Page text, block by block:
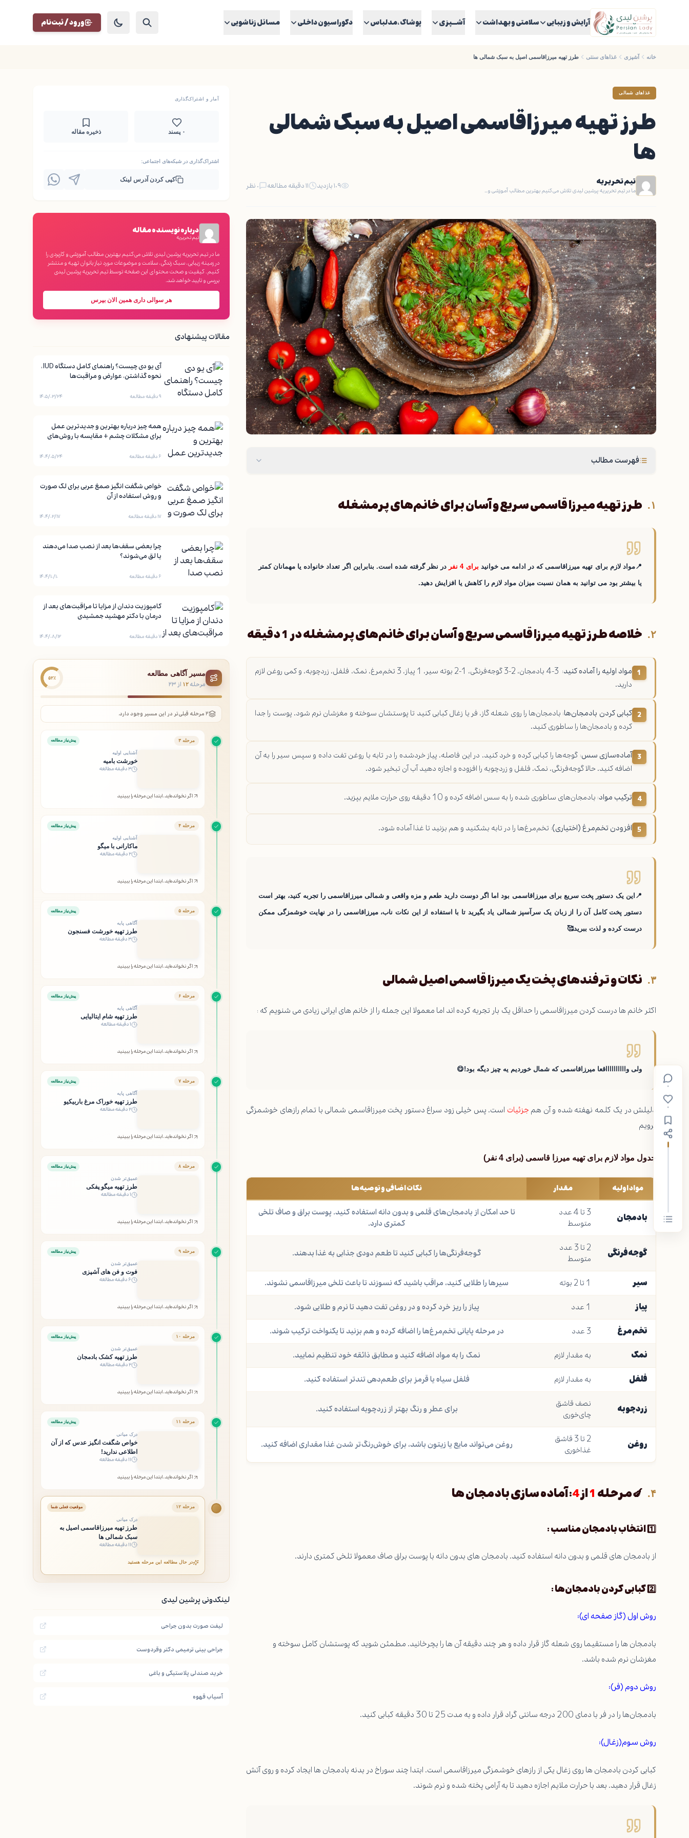
آرایش و زیبایی سلامتی و بهداشت آشــپزی پوشاک ،مدلباس دکوراسیون داخلی مسائل زناشویی ورود / ثبت‌نام
خانه آشپزی غذاهای سنتی طرز تهیه میرزاقاسمی اصیل به سبک شمالی ها
غذاهای شمالی
طرز تهیه میرزاقاسمی اصیل به سبک شمالی
ها
تیم تحریریه
ما در تیم تحریریه پرشین لیدی تلاش می‌کنیم بهترین مطالب آموزشی و… ۱۰۹ بازدید ۱۱ دقیقه مطالعه ۰ نظر
فهرست مطالب
طرز تهیه میرزا قاسمی سریع و آسان برای خانم‌های پرمشغله
📍مواد لازم برای تهیه میرزاقاسمی که در ادامه می خوانید برای 4 نفر در نظر گرفته شده است. بنابراین اگر تعداد خانواده یا مهمانان کمتر
یا بیشتر بود می توانید به همان نسبت میزان مواد لازم را کاهش یا افزایش دهید.
خلاصه طرز تهیه میرزا قاسمی سریع و آسان برای خانم‌های پرمشغله در 1 دقیقه
مواد اولیه را آماده کنید:
3-4 بادمجان، 2-3 گوجه‌فرنگی، 1-2 بوته سیر، 1 پیاز، 3 تخم‌مرغ، نمک، فلفل، زردچوبه، و کمی روغن لازم
دارید.
کبابی کردن بادمجان‌ها: بادمجان‌ها را روی شعله گاز، فر یا زغال کبابی کنید تا پوستشان سوخته و مغزشان نرم شود. پوست را جدا
کرده و بادمجان‌ها را ساطوری کنید.
آماده‌سازی سس: گوجه‌ها را کبابی کرده و خرد کنید. در این فاصله، پیاز خردشده را در تابه با روغن تفت داده و سپس سیر را به آن
اضافه کنید. حالا گوجه‌فرنگی، نمک، فلفل و زردچوبه را افزوده و اجازه دهید آب آن تبخیر شود.
ترکیب مواد: بادمجان‌های ساطوری شده را به سس اضافه کرده و 10 دقیقه روی حرارت ملایم بپزید.
افزودن تخم‌مرغ (اختیاری): تخم‌مرغ‌ها را در تابه بشکنید و هم بزنید تا غذا آماده شود.
📍این یک دستور پخت سریع برای میرزاقاسمی بود اما اگر دوست دارید طعم و مزه واقعی و شمالی میرزاقاسمی را تجربه کنید، بهتر است
دستور پخت کامل آن را از زبان یک سرآسپز شمالی یاد بگیرید تا با استفاده از این نکات ناب، میرزاقاسمی را در نهایت خوشمزگی ممکن
درست کرده و لذت ببرید🥰
نکات و ترفندهای پخت یک میرزا قاسمی اصیل شمالی
اکثر خانم ها درست کردن میرزاقاسمی را حداقل یک بار تجربه کرده اند اما معمولا این جمله را از خانم های ایرانی زیادی می شنویم که :
ولی وااااااااااقعا میرزاقاسمی که شمال خوردیم یه چیز دیگه بود!😋
دلیلش در یک کلمه نهفته شده و آن هم جزئیات است. پس خیلی زود سراغ دستور پخت میرزاقاسمی شمالی با تمام رازهای خوشمزگی
برویم
جدول مواد لازم برای تهیه میرزا قاسمی (برای 4 نفر)
مواد اولیه مقدار نکات اضافی و توصیه‌ها
بادمجان
3 تا 4 عدد
متوسط
تا حد امکان از بادمجان‌های قلمی و بدون دانه استفاده کنید. پوست براق و صاف تلخی
کمتری دارد.
گوجه‌فرنگی
2 تا 3 عدد
متوسط
گوجه‌فرنگی‌ها را کبابی کنید تا طعم دودی جذابی به غذا بدهند.
سیر 1 تا 2 بوته سیرها را طلایی کنید، مراقب باشید که نسوزند تا باعث تلخی میرزاقاسمی نشوند.
پیاز 1 عدد پیاز را ریز خرد کرده و در روغن تفت دهید تا نرم و طلایی شود.
تخم‌مرغ 3 عدد در مرحله پایانی تخم‌مرغ‌ها را اضافه کرده و هم بزنید تا یکنواخت ترکیب شوند.
نمک به مقدار لازم نمک را به مواد اضافه کنید و مطابق ذائقه خود تنظیم نمایید.
فلفل به مقدار لازم فلفل سیاه یا قرمز برای طعم‌دهی تندتر استفاده کنید.
زردچوبه
نصف قاشق
چای‌خوری
برای عطر و رنگ بهتر از زردچوبه استفاده کنید.
روغن
2 تا 3 قاشق
غذاخوری
روغن می‌تواند مایع یا زیتون باشد، برای خوش‌رنگ‌تر شدن غذا مقداری اضافه کنید.
🍆مرحله 1از4: آماده سازی بادمجان ها
1️⃣ انتخاب بادمجان مناسب :
از بادمجان‌ های قلمی و بدون دانه استفاده کنید. بادمجان‌ های بدون دانه با پوست براق صاف معمولا تلخی کمتری دارند.
2️⃣ کبابی کردن بادمجان‌ها :
روش اول (گاز صفحه ای):
بادمجان‌ ها را مستقیما روی شعله گاز قرار داده و هر چند دقیقه آن‌ ها را بچرخانید. مطمئن شوید که پوستشان کامل سوخته و
مغزشان نرم شده باشد.
روش دوم (فر):
بادمجان‌ها را در فر با دمای 200 درجه سانتی‌ گراد قرار داده و به مدت 25 تا 30 دقیقه کبابی کنید.
روش سوم(زغال):
کبابی کردن بادمجان ها روی زغال یکی از رازهای خوشمزگی میرزاقاسمی است. ابتدا چند سوراخ در بدنه بادمجان ها ایجاد کرده و روی آتش
زغال قرار دهید. بعد با حرارت ملایم اجازه دهید تا به آرامی پخته شده و نرم شوند.
آمار و اشتراک‌گذاری
۰ پسند ذخیره مقاله
اشتراک‌گذاری در شبکه‌های اجتماعی:
کپی کردن آدرس لینک
درباره نویسنده مقاله
تیم تحریریه
ما در تیم تحریریه پرشین لیدی تلاش می‌کنیم بهترین مطالب آموزشی و کاربردی را
در زمینه زیبایی، سبک زندگی، سلامت و موضوعات مورد نیاز بانوان تهیه و منتشر
کنیم. کیفیت و صحت محتوای این صفحه توسط تیم تحریریه پرشین لیدی
بررسی و تایید خواهد شد.
هر سوالی داری همین الان بپرس
مقالات پیشنهادی
آی یو دی چیست؟ راهنمای کامل دستگاه IUD،
نحوه گذاشتن، عوارض و مراقبت‌ها
۹ دقیقه مطالعه ۱۴۰۵/۰۳/۲۴
همه چیز درباره بهترین و جدیدترین عمل
برای مشکلات چشم + مقایسه با روش‌های
۶ دقیقه مطالعه ۱۴۰۴/۰۵/۲۴
خواص شگفت انگیز صمغ عربی برای لک صورت
و روش استفاده از آن
۱۷ دقیقه مطالعه ۱۴۰۴/۰۲/۱۷
چرا بعضی سقف‌ها بعد از نصب صدا می‌دهند
یا لق می‌شوند؟
۶ دقیقه مطالعه ۱۴۰۴/۱۰/۱۰
کامپوزیت دندان از مزایا تا مراقبت‌های بعد از
درمان با دکتر مهشید جمشیدی
۷ دقیقه مطالعه ۱۴۰۴/۰۸/۱۲
مسیر آگاهی مطالعه
مرحله۱۲ از ۲۳
۵۲٪
۲ مرحله قبلی‌تر در این مسیر وجود دارد.
مرحله ۳ پیش‌نیاز مطالعه
آشنایی اولیه
خورشت بامیه
۳ دقیقه مطالعه
اگر نخوانده‌اید، ابتدا این مرحله را ببینید
مرحله ۴ پیش‌نیاز مطالعه
آشنایی اولیه
ماکارانی با میگو
۲ دقیقه مطالعه
اگر نخوانده‌اید، ابتدا این مرحله را ببینید
مرحله ۵ پیش‌نیاز مطالعه
آگاهی پایه
طرز تهیه خورشت فسنجون
۳ دقیقه مطالعه
اگر نخوانده‌اید، ابتدا این مرحله را ببینید
مرحله ۶ پیش‌نیاز مطالعه
آگاهی پایه
طرز تهیه شام ایتالیایی
۱ دقیقه مطالعه
اگر نخوانده‌اید، ابتدا این مرحله را ببینید
مرحله ۷ پیش‌نیاز مطالعه
آگاهی پایه
طرز تهیه خوراک مرغ باربیکیو
۲ دقیقه مطالعه
اگر نخوانده‌اید، ابتدا این مرحله را ببینید
مرحله ۸ پیش‌نیاز مطالعه
عمیق‌تر شدن
طرز تهیه میگو پفکی
۱ دقیقه مطالعه
اگر نخوانده‌اید، ابتدا این مرحله را ببینید
مرحله ۹ پیش‌نیاز مطالعه
عمیق‌تر شدن
فوت و فن های آشپزی
۶ دقیقه مطالعه
اگر نخوانده‌اید، ابتدا این مرحله را ببینید
مرحله ۱۰ پیش‌نیاز مطالعه
عمیق‌تر شدن
طرز تهیه کشک بادمجان
۲ دقیقه مطالعه
اگر نخوانده‌اید، ابتدا این مرحله را ببینید
مرحله ۱۱ پیش‌نیاز مطالعه
درک میانی
خواص شگفت انگیز عدس که از آن
اطلاعی ندارید!
۱۱ دقیقه مطالعه
اگر نخوانده‌اید، ابتدا این مرحله را ببینید
مرحله ۱۲ موقعیت فعلی شما
درک میانی
طرز تهیه میرزاقاسمی اصیل به
سبک شمالی ها
۱۱ دقیقه مطالعه
در حال مطالعه این مرحله هستید
لینکدونی پرشین لیدی
لیفت صورت بدون جراحی
جراحی بینی ترمیمی دکتر وقردوست
خرید صندلی پلاستیکی و باغی
آسیاب قهوه
۰
۰